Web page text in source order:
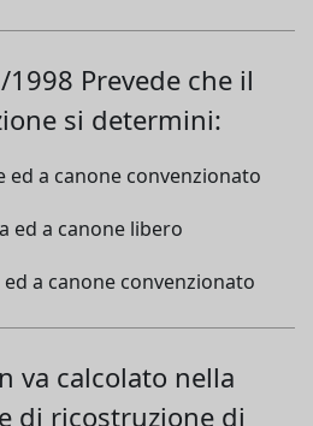
Prevede che il
si determini:
ed a canone convenzionato
ed a canone libero
a canone convenzionato
va calcolato nella
di ricostruzione di